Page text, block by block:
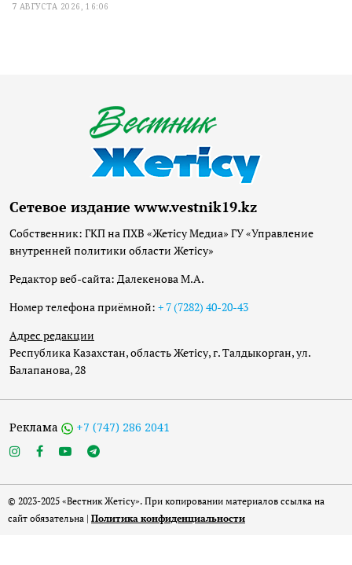
7 АВГУСТА 2026, 16:06
Сетевое издание www.vestnik19.kz
Собственник: ГКП на ПХВ «Жетісу Медиа» ГУ «Управление
внутренней политики области Жетісу»
Редактор веб-сайта: Далекенова М.А.
Номер телефона приёмной: + 7 (7282) 40-20-43
Адрес редакции
Республика Казахстан, область Жетісу, г. Талдыкорган, ул.
Балапанова, 28
Реклама +7 (747) 286 2041
© 2023-2025 «Вестник Жетісу». При копировании материалов ссылка на
сайт обязательна | Политика конфиденциальности